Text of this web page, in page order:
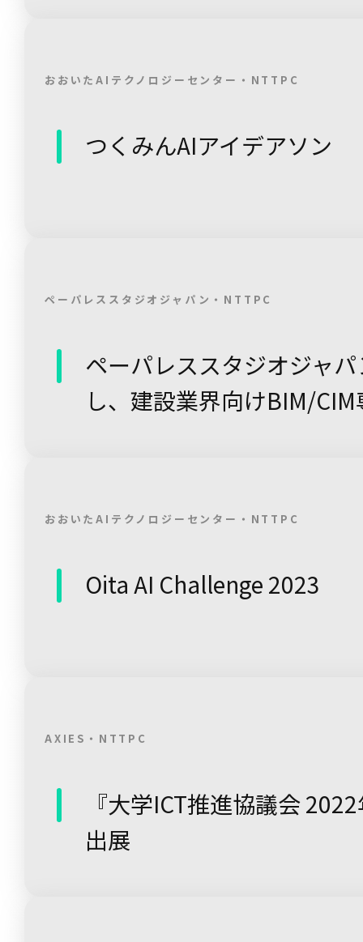
おおいたAIテクノロジーセンター・NTTPC
つくみんAIアイデアソン
ペーパレススタジオジャパン・NTTPC
ペーパレススタジオジャ
し、建設業界向けBIM/
おおいたAIテクノロジーセンター・NTTPC
Oita AI Challenge 2023
AXIES・NTTPC
『大学ICT推進協議会
出展